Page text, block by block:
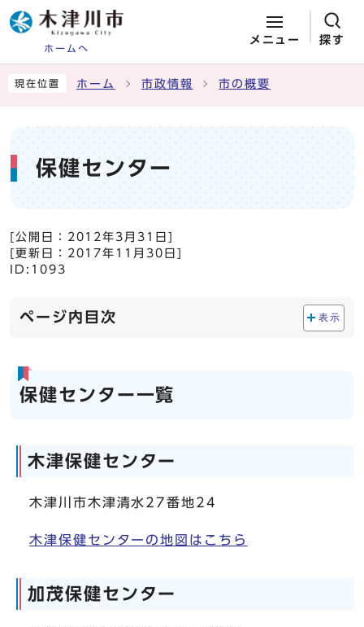
ホームへ
メニュー 探す
現在位置 ホーム 市政情報 市の概要
保健センター
[公開日： 2012年3月31日
[更新日： 2017年11月30日
ID:1093
ページ内目次 表示
保健センター一覧
木津保健センター
木津川市木津清水27番地24
木津保健センターの地図はこちら
加茂保健センター